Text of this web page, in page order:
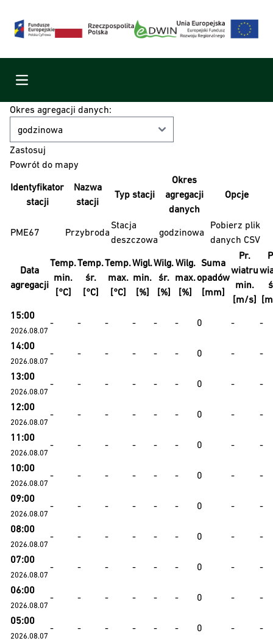
Menu
Okres agregacji danych:
Powrót do mapy
Identyfikator
stacji
Nazwa
stacji
Typ stacji
Okres
agregacji
danych
Opcje
PME67 Przybroda
Stacja
deszczowa
godzinowa
Pobierz plik
danych CSV
Data
agregacji
Temp.
min.
[°C]
Temp.
śr.
[°C]
Temp.
max.
[°C]
Wigl.
min.
[%]
Wilg.
śr.
[%]
Wilg.
max.
[%]
Suma
opadów
[mm]
Pr.
wiatru
min.
[m/s]
15:00
2026.08.07
- - - - - - 0 - -
14:00
2026.08.07
- - - - - - 0 - -
13:00
2026.08.07
- - - - - - 0 - -
12:00
2026.08.07
- - - - - - 0 - -
11:00
2026.08.07
- - - - - - 0 - -
10:00
2026.08.07
- - - - - - 0 - -
09:00
2026.08.07
- - - - - - 0 - -
08:00
2026.08.07
- - - - - - 0 - -
07:00
2026.08.07
- - - - - - 0 - -
06:00
2026.08.07
- - - - - - 0 - -
05:00
2026.08.07
- - - - - - 0 - -